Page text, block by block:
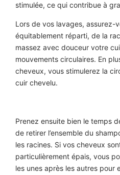
stimulée, ce qui contribue à
Lors de vos lavages, assurez-
équitablement réparti, de la
massez avec douceur votre
mouvements circulaires. En
cheveux, vous stimulerez la
cuir chevelu.
Prenez ensuite bien le temps
de retirer l’ensemble du
les racines. Si vos cheveux
particulièrement épais, vous
les unes après les autres pour